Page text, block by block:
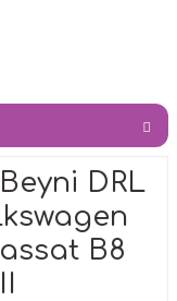
DRL
B8